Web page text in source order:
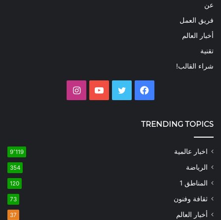
عن
فريق العمل
أخبار العالم
تقنية
شراء القالب!
فيسبوك تويتر يوتيوب
TRENDING TOPICS
اخبار عالمية 9٬119
الرياضة 354
المناطق 1 120
ثقافة وفنون 73
أخبار العالم 37